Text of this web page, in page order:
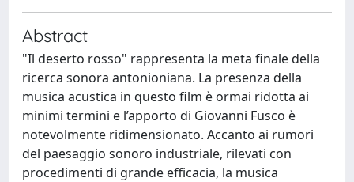
Abstract
"Il deserto rosso" rappresenta la meta finale della
ricerca sonora antonioniana. La presenza della
musica acustica in questo film è ormai ridotta ai
minimi termini e l’apporto di Giovanni Fusco è
notevolmente ridimensionato. Accanto ai rumori
del paesaggio sonoro industriale, rilevati con
procedimenti di grande efficacia, la musica